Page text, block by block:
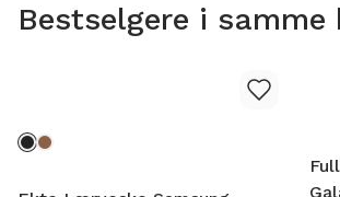
Bestselgere i samme